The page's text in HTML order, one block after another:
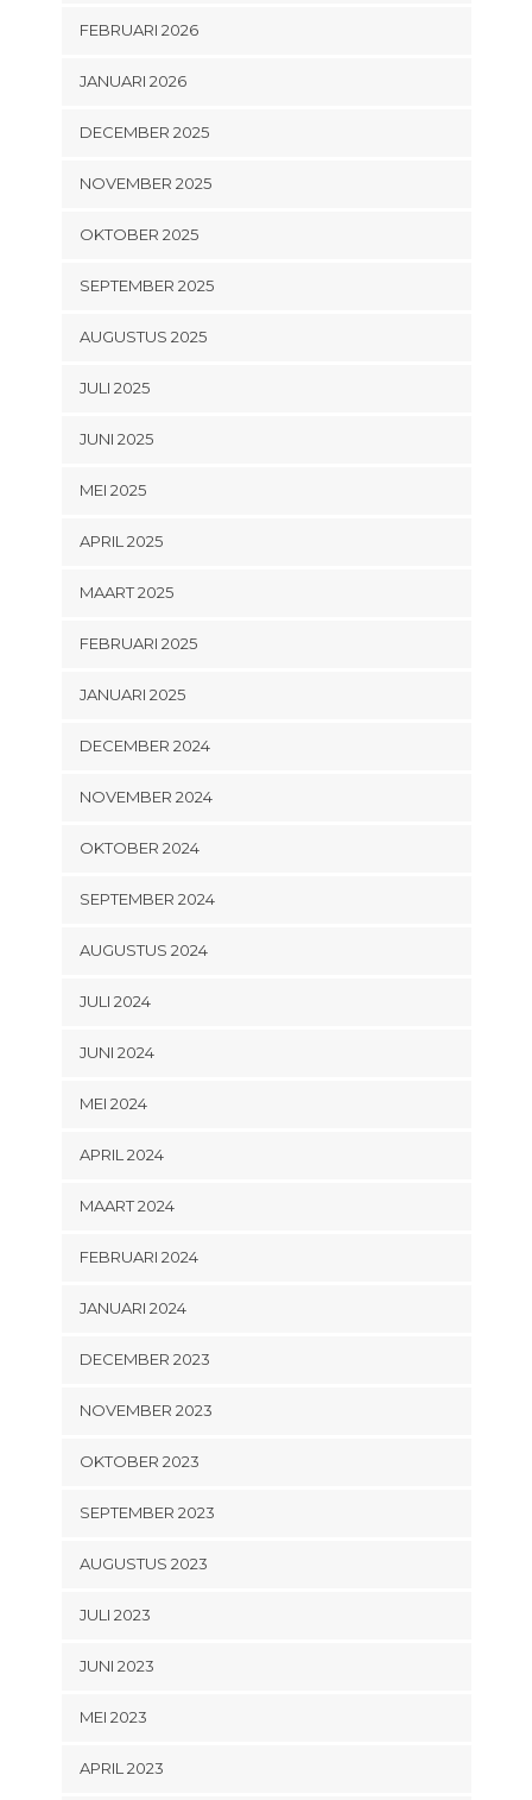
FEBRUARI 2026
JANUARI 2026
DECEMBER 2025
NOVEMBER 2025
OKTOBER 2025
SEPTEMBER 2025
AUGUSTUS 2025
JULI 2025
JUNI 2025
MEI 2025
APRIL 2025
MAART 2025
FEBRUARI 2025
JANUARI 2025
DECEMBER 2024
NOVEMBER 2024
OKTOBER 2024
SEPTEMBER 2024
AUGUSTUS 2024
JULI 2024
JUNI 2024
MEI 2024
APRIL 2024
MAART 2024
FEBRUARI 2024
JANUARI 2024
DECEMBER 2023
NOVEMBER 2023
OKTOBER 2023
SEPTEMBER 2023
AUGUSTUS 2023
JULI 2023
JUNI 2023
MEI 2023
APRIL 2023